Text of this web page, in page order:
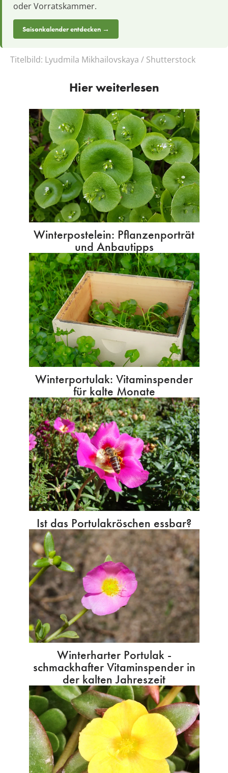
oder Vorratskammer.
Saisonkalender entdecken →
Titelbild: Lyudmila Mikhailovskaya / Shutterstock
Hier weiterlesen
Winterpostelein: Pflanzenporträt
und Anbautipps
Winterportulak: Vitaminspender
für kalte Monate
Ist das Portulakröschen essbar?
Winterharter Portulak -
schmackhafter Vitaminspender in
der kalten Jahreszeit